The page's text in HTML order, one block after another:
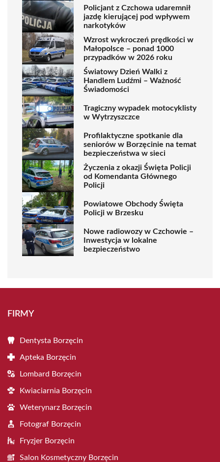
Policjant z Czchowa udaremnił
jazdę kierującej pod wpływem
narkotyków
Wzrost wykroczeń prędkości w
Małopolsce – ponad 1000
przypadków w 2026 roku
Światowy Dzień Walki z
Handlem Ludźmi – Ważność
Świadomości
Tragiczny wypadek motocyklisty
w Wytrzyszczce
Profilaktyczne spotkanie dla
seniorów w Borzęcinie na temat
bezpieczeństwa w sieci
Życzenia z okazji Święta Policji
od Komendanta Głównego
Policji
Powiatowe Obchody Święta
Policji w Brzesku
Nowe radiowozy w Czchowie –
Inwestycja w lokalne
bezpieczeństwo
FIRMY
Dentysta Borzęcin
Apteka Borzęcin
Lombard Borzęcin
Kwiaciarnia Borzęcin
Weterynarz Borzęcin
Fotograf Borzęcin
Fryzjer Borzęcin
Salon Kosmetyczny Borzęcin